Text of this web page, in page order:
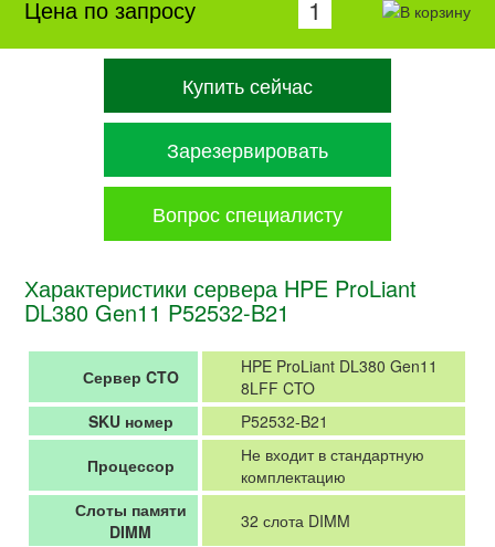
Цена по запросу
Купить сейчас
Зарезервировать
Вопрос специалисту
Характеристики сервера HPE ProLiant
DL380 Gen11 P52532-B21
Сервер CTO
HPE ProLiant DL380 Gen11
8LFF CTO
SKU номер
P52532-B21
Процессор
Не входит в стандартную
комплектацию
Слоты памяти
DIMM
32 слота DIMM